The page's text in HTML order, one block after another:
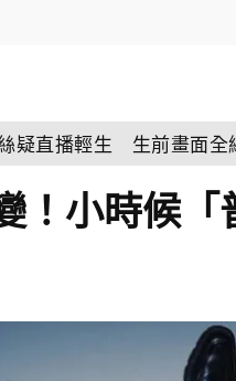
疑直播輕生 生前畫面全
！小時候